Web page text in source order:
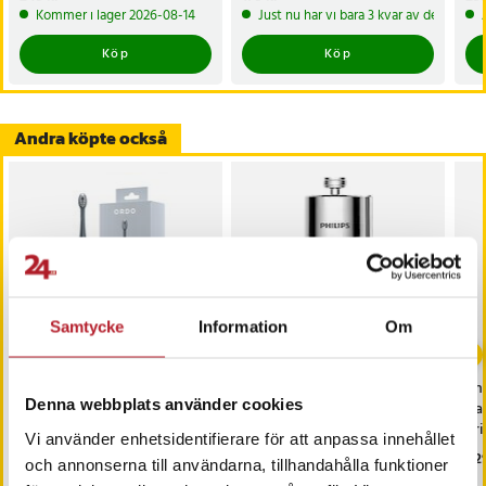
Samtycke Information Om
Denna webbplats använder cookies
Vi använder enhetsidentifierare för att anpassa innehållet
och annonserna till användarna, tillhandahålla funktioner
Kommer i lager 2026-08-14
Köp
Just nu har vi bara 3 kvar av denna
Köp
Andra köpte också
tandborste - Stone
Pris: 469 kr
469 kr
Kommer i lager 2026-08-14
AWP1775CH/10 – Krom
Pris :349 kr
349 kr
I lager, levereras inom 1-2 vardagar